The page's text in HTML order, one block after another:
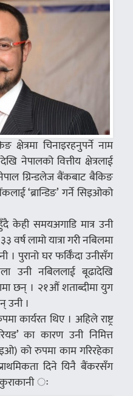
चिनाइरहनुपर्ने नाम
नेपालको वित्तीय क्षेत्रलाई
ग्रिन्डलेज बैंकबाट बैकिङ
‘ब्रान्डिङ’ गर्ने सिइओको
समयअगाडि मात्र उनी
लामो यात्रा गरी नबिलमा
। पुरानो घर फर्किँदा उनीसँग
उनी नबिललाई बूढादेखि
छन् । २१औं शताब्दीमा युग
उनी ।
कार्यरत थिए । अहिले राष्ट्र
का कारण उनी निमित्त
को रुपमा काम गरिरहेका
दिने यिनै बैंकरसँग
कुराकानी ः